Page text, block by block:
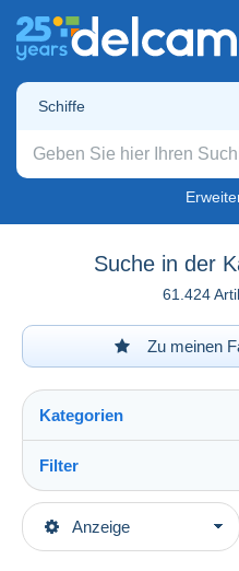
Schiffe
Suche in der
61.424
Zu meinen
Anzeige
Kategorien
Hauptkategorien
Filter
Art der Verkäufe
Laufende Angebote